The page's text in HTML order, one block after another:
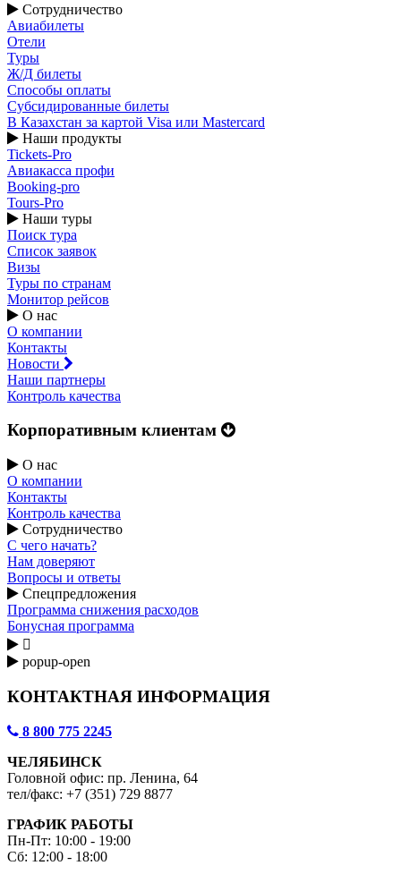
Сотрудничество
Авиабилеты
Отели
Туры
Ж/Д билеты
Способы оплаты
Субсидированные билеты
В Казахстан за картой Visa или Masterсard
Наши продукты
Tickets-Pro
Авиакасса профи
Booking-pro
Tours-Pro
Наши туры
Поиск тура
Список заявок
Визы
Туры по странам
Монитор рейсов
О нас
О компании
Контакты
Новости
Наши партнеры
Контроль качества
Корпоративным клиентам
О нас
О компании
Контакты
Контроль качества
Сотрудничество
С чего начать?
Нам доверяют
Вопросы и ответы
Спецпредложения
Программа снижения расходов
Бонусная программа

popup-open
КОНТАКТНАЯ ИНФОРМАЦИЯ
8 800 775 2245
ЧЕЛЯБИНСК
Головной офис: пр. Ленина, 64
тел/факс: +7 (351) 729 8877
ГРАФИК РАБОТЫ
Пн-Пт: 10:00 - 19:00
Сб: 12:00 - 18:00